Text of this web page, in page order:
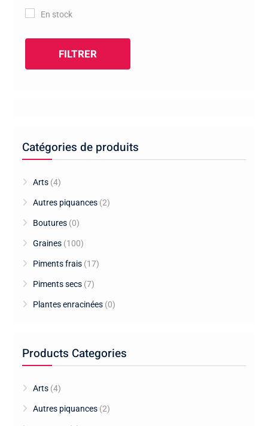
En stock
FILTRER
Catégories de produits
Arts (4)
Autres piquances (2)
Boutures (0)
Graines (100)
Piments frais (17)
Piments secs (7)
Plantes enracinées (0)
Products Categories
Arts (4)
Autres piquances (2)